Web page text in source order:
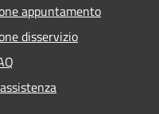
appuntamento
disservizio